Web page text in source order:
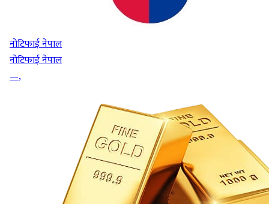
नोटिफाई नेपाल
नोटिफाई नेपाल
—,